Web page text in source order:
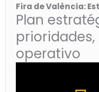
Fira de València:
Plan
prioridades,
operativo